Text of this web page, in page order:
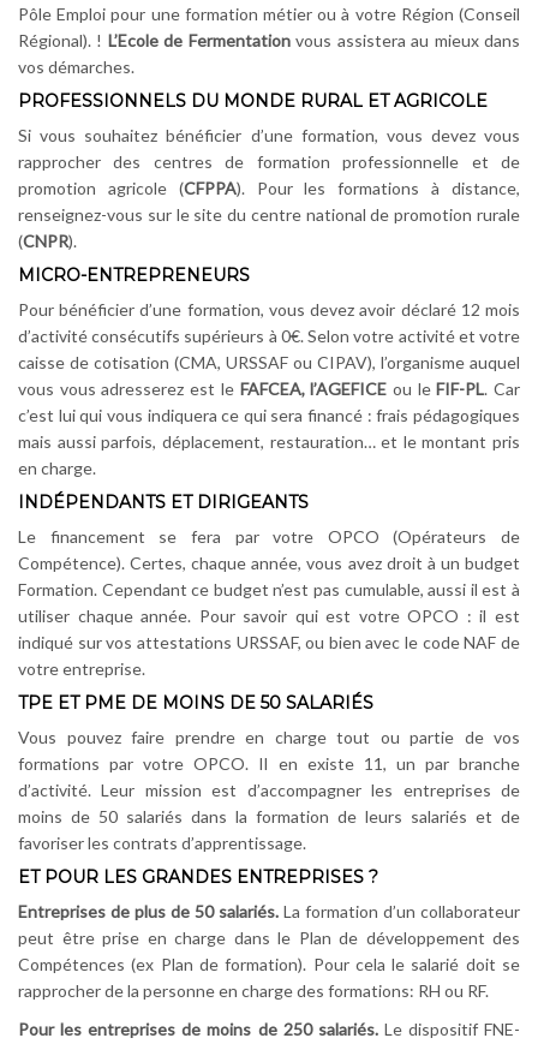
Pôle Emploi pour une formation métier ou à votre Région (Conseil
Régional). ! L’Ecole de Fermentationvous assistera au mieux dans
vos démarches.
PROFESSIONNELS DU MONDE RURAL ET AGRICOLE
Si vous souhaitez bénéficier d’une formation, vous devez vous
rapprocher des centres de formation professionnelle et de
promotion agricole (CFPPA). Pour les formations à distance,
renseignez-vous sur le site du centre national de promotion rurale
(CNPR).
MICRO-ENTREPRENEURS
Pour bénéficier d’une formation, vous devez avoir déclaré 12 mois
d’activité consécutifs supérieurs à 0€. Selon votre activité et votre
caisse de cotisation (CMA, URSSAF ou CIPAV), l’organisme auquel
vous vous adresserez est le FAFCEA, l’AGEFICE ou leFIF-PL. Car
c’est lui qui vous indiquera ce qui sera financé : frais pédagogiques
mais aussi parfois, déplacement, restauration… et le montant pris
en charge.
INDÉPENDANTS ET DIRIGEANTS
Le financement se fera par votre OPCO (Opérateurs de
Compétence). Certes, chaque année, vous avez droit à un budget
Formation. Cependant ce budget n’est pas cumulable, aussi il est à
utiliser chaque année. Pour savoir qui est votre OPCO : il est
indiqué sur vos attestations URSSAF, ou bien avec le code NAF de
votre entreprise.
TPE ET PME DE MOINS DE 50 SALARIÉS
Vous pouvez faire prendre en charge tout ou partie de vos
formations par votre OPCO. Il en existe 11, un par branche
d’activité. Leur mission est d’accompagner les entreprises de
moins de 50 salariés dans la formation de leurs salariés et de
favoriser les contrats d’apprentissage.
ET POUR LES GRANDES ENTREPRISES ?
Entreprises de plus de 50 salariés. La formation d’un collaborateur
peut être prise en charge dans le Plan de développement des
Compétences (ex Plan de formation). Pour cela le salarié doit se
rapprocher de la personne en charge des formations: RH ou RF.
Pour les entreprises de moins de 250 salariés.Le dispositif FNE-